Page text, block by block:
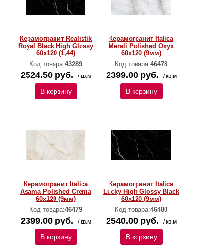
Керамогранит Realistik
Royal Black High Glossy
60х120 (1,44)
Код товара:43289
2524.50 руб. / кв.м
В корзину
Керамогранит Italica
Merali Polished Onyx
60х120 (9мм)
Код товара:46478
2399.00 руб. / кв.м
В корзину
Керамогранит Italica
Asama Polished Crema
60х120 (9мм)
Код товара:46479
2399.00 руб. / кв.м
В корзину
Керамогранит Italica
Lucky High Glossy Black
60х120 (9мм)
Код товара:46480
2540.00 руб. / кв.м
В корзину